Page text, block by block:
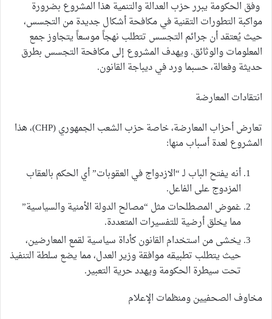
وفق الحكومة يبرر حزب العدالة والتنمية هذا المشروع بضرورة
مواكبة التطورات التقنية في مكافحة أشكال جديدة من التجسس،
حيث يُعتقد أن جرائم التجسس تتطلب نهجاً موسعاً يتجاوز جمع
المعلومات والوثائق. ويهدف المشروع إلى مكافحة التجسس بطرق
حديثة وفعالة، حسبما ورد في ديباجة القانون.
انتقادات المعارضة
تعارض أحزاب المعارضة، خاصة حزب الشعب الجمهوري (CHP)، هذا
المشروع لعدة أسباب منها:
أنه يفتح الباب لـ “الازدواج في العقوبات” أي الحكم بالعقاب
المزدوج على الفاعل.
غموض المصطلحات مثل “مصالح الدولة الأمنية والسياسية”
مما يخلق أرضية للتفسيرات المتعددة.
يخشى من استخدام القانون كأداة سياسية لقمع المعارضين،
حيث يتطلب تطبيقه موافقة وزير العدل، مما يضع سلطة التنفيذ
تحت سيطرة الحكومة ويهدد حرية التعبير.
مخاوف الصحفيين ومنظمات الإعلام